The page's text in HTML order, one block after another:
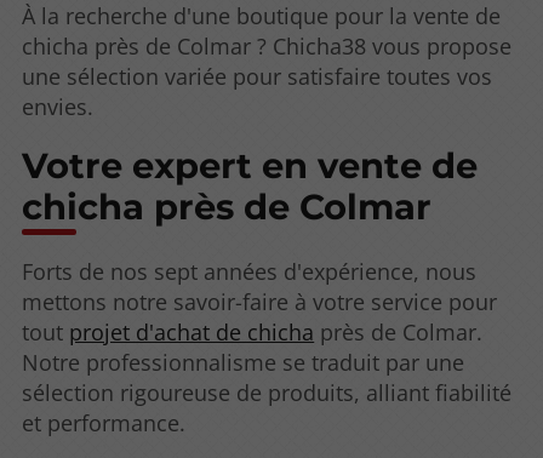
À la recherche d'une boutique pour la vente de
chicha près de Colmar ? Chicha38 vous propose
une sélection variée pour satisfaire toutes vos
envies.
Votre expert en vente de
chicha près de Colmar
Forts de nos sept années d'expérience, nous
mettons notre savoir-faire à votre service pour
tout projet d'achat de chicha près de Colmar.
Notre professionnalisme se traduit par une
sélection rigoureuse de produits, alliant fiabilité
et performance.